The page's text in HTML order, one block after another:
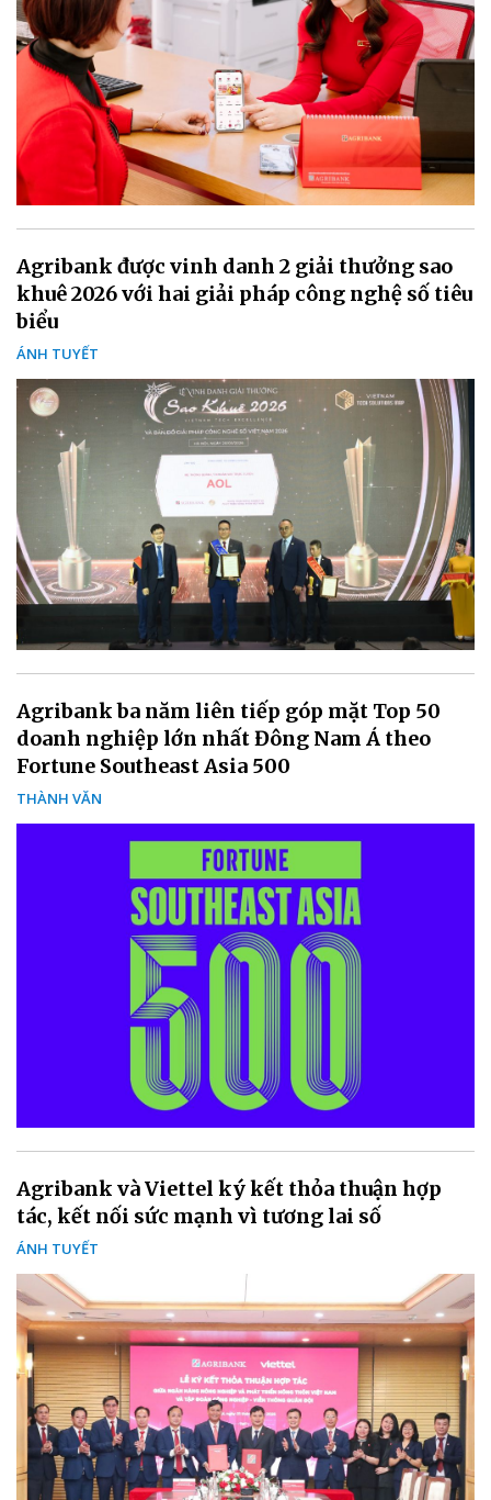
Agribank được vinh danh 2 giải thưởng sao
khuê 2026 với hai giải pháp công nghệ số tiêu
biểu
ÁNH TUYẾT
Agribank ba năm liên tiếp góp mặt Top 50
doanh nghiệp lớn nhất Đông Nam Á theo
Fortune Southeast Asia 500
THÀNH VĂN
Agribank và Viettel ký kết thỏa thuận hợp
tác, kết nối sức mạnh vì tương lai số
ÁNH TUYẾT